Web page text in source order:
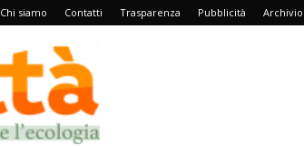
Chi siamo Contatti Trasparenza Pubblicità Archivio